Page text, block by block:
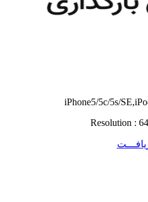
iPhone5/5c/5s/
Resolution :